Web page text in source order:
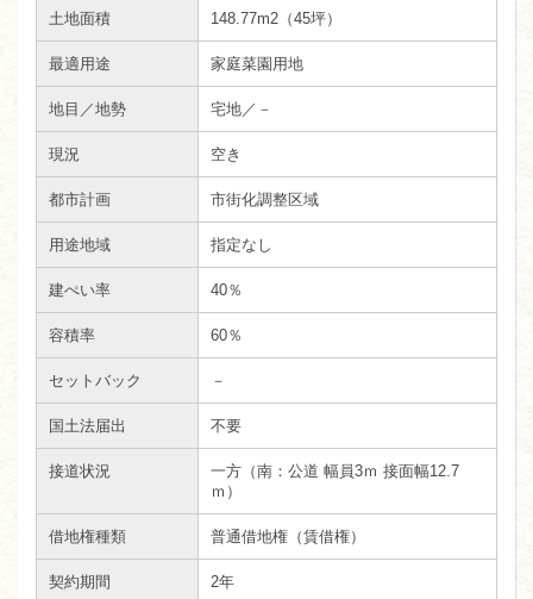
土地面積 148.77m2 （45坪）
最適用途 家庭菜園用地
地目／地勢 宅地／－
現況 空き
都市計画 市街化調整区域
用途地域 指定なし
建ぺい率 40％
容積率 60％
セットバック －
国土法届出 不要
接道状況
一方（南：公道 幅員3ｍ 接面幅12.7
ｍ）
借地権種類 普通借地権（賃借権）
契約期間 2年